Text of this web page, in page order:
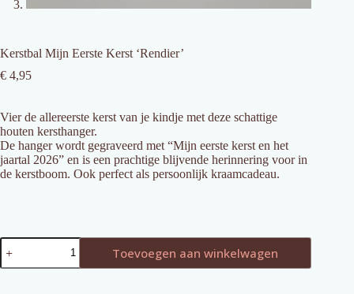
Kerstbal Mijn Eerste Kerst ‘Rendier’
€ 4,95
Vier de allereerste kerst van je kindje met deze schattige
houten kersthanger.
De hanger wordt gegraveerd met “Mijn eerste kerst en het
jaartal 2026” en is een prachtige blijvende herinnering voor in
de kerstboom. Ook perfect als persoonlijk kraamcadeau.
Kerstbal
Mijn
Eerste
Toevoegen aan winkelwagen